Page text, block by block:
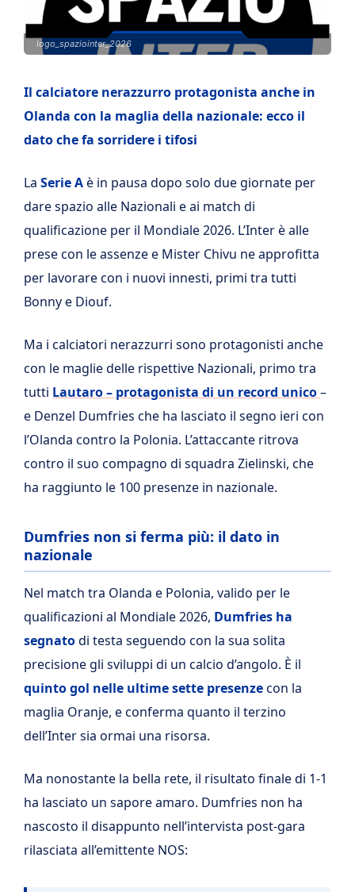
logo_spaziointer_2026
Il calciatore nerazzurro protagonista anche in
Olanda con la maglia della nazionale: ecco il
dato che fa sorridere i tifosi
La Serie Aè in pausa dopo solo due giornate per
dare spazio alle Nazionali e ai match di
qualificazione per il Mondiale 2026. L’Inter è alle
prese con le assenze e Mister Chivu ne approfitta
per lavorare con i nuovi innesti, primi tra tutti
Bonny e Diouf.
Ma i calciatori nerazzurri sono protagonisti anche
con le maglie delle rispettive Nazionali, primo tra
tutti Lautaro – protagonista di un record unico–
e Denzel Dumfries che ha lasciato il segno ieri con
l’Olanda contro la Polonia. L’attaccante ritrova
contro il suo compagno di squadra Zielinski, che
ha raggiunto le 100 presenze in nazionale.
Dumfries non si ferma più: il dato in
nazionale
Nel match tra Olanda e Polonia, valido per le
qualificazioni al Mondiale 2026, Dumfries ha
segnatodi testa seguendo con la sua solita
precisione gli sviluppi di un calcio d’angolo. È il
quinto gol nelle ultime sette presenzecon la
maglia Oranje, e conferma quanto il terzino
dell’Inter sia ormai una risorsa.
Ma nonostante la bella rete, il risultato finale di 1-1
ha lasciato un sapore amaro. Dumfries non ha
nascosto il disappunto nell’intervista post-gara
rilasciata all’emittente NOS: